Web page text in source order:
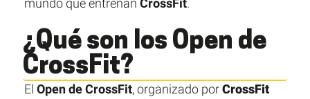
mundo que entrenan CrossFit.
¿Qué son los Open de
CrossFit?
El Open de CrossFit, organizado porCrossFit